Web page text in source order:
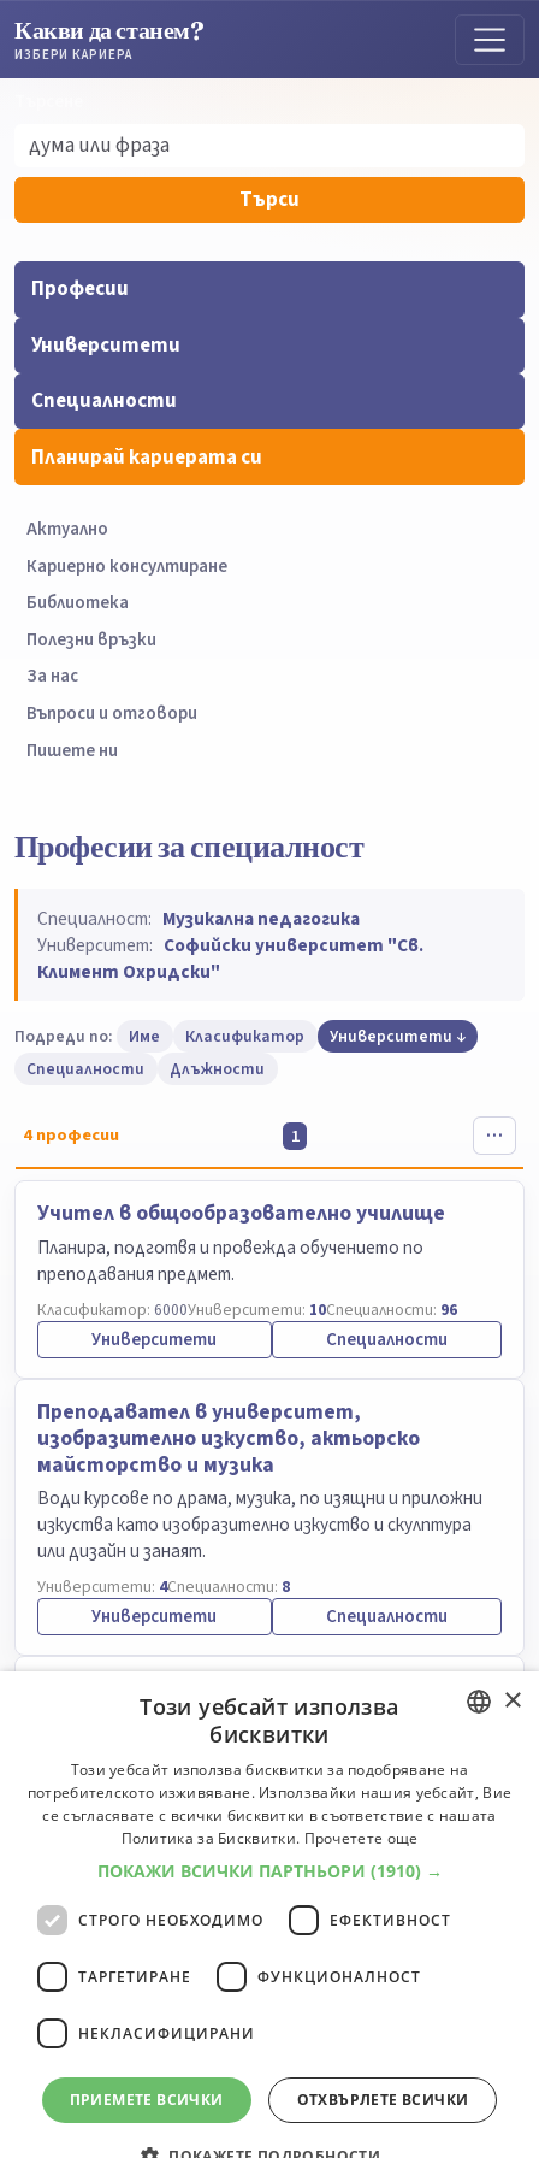
Какви да станем?
ИЗБЕРИ КАРИЕРА
Търси
Професии
Университети
Специалности
Планирай кариерата си
Актуално
Кариерно консултиране
Библиотека
Полезни връзки
За нас
Въпроси и отговори
Пишете ни
Професии за специалност
Специалност: Музикална педагогика
Университет: Софийски университет "Св.
Климент Охридски"
Подреди по: Име Класификатор
Университети
Специалности
Длъжности
4професии 1
Учител в общообразователно училище
Планира, подготвя и провежда обучението по
преподавания предмет.
Класификатор: 6000Университети: 10Специалности: 96
Университети Специалности
Преподавател в университет,
изобразително изкуство, актьорско
майсторство и музика
Води курсове по драма, музика, по изящни и приложни
изкуства като изобразително изкуство и скулптура
или дизайн и занаят.
Университети: 4Специалности: 8
Университети Специалности
Изпълнява песни по радио, телевизия или на сцена.
Университети Специалности
Композитор
Университети:3Специалности: 3
професии
BULGARIAN
ENGLISH
×
Този уебсайт използва
бисквитки
Този уебсайт използва бисквитки за подобряване на
потребителското изживяване. Използвайки нашия уебсайт, Вие
се съгласявате с всички бисквитки в съответствие с нашата
Политика за Бисквитки. Прочетете още
ПОКАЖИ ВСИЧКИ ПАРТНЬОРИ (1910) →
СТРОГО НЕОБХОДИМО ЕФЕКТИВНОСТ
ТАРГЕТИРАНЕ ФУНКЦИОНАЛНОСТ
НЕКЛАСИФИЦИРАНИ
ПРИЕМЕТЕ ВСИЧКИ ОТХВЪРЛЕТЕ ВСИЧКИ